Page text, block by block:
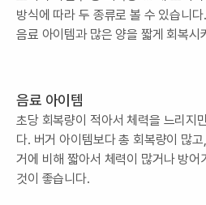
방식에 따라 두 종류로 볼 수 있습니
음료 아이템과 많은 양을 짧게 회복시
음료 아이템
초당 회복량이 적아서 체력을 느리지
다. 버거 아이템보다 총 회복량이 많
거에 비해 짧아서 체력이 많거나 방어
것이 좋습니다.